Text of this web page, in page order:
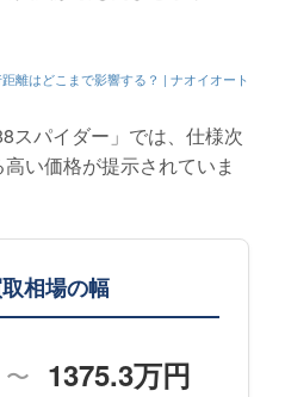
離はどこまで影響する？ | ナオイオート
スパイダー」では、仕様次
い価格が提示されていま
相場の幅
〜 1375.3万円